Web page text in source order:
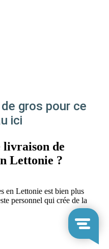
gros pour ce
ici
livraison de
Lettonie ?
en Lettonie est bien plus
personnel qui crée de la